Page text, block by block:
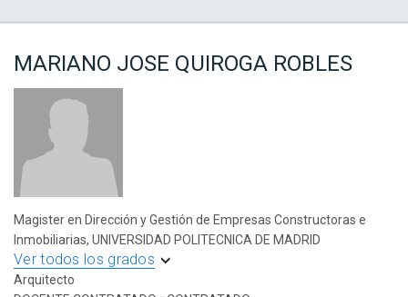
MARIANO JOSE QUIROGA ROBLES
Magister en Dirección y Gestión de Empresas Constructoras e
Inmobiliarias, UNIVERSIDAD POLITECNICA DE MADRID
Ver todos los grados
Arquitecto